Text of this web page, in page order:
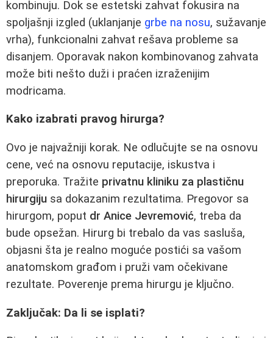
kombinuju. Dok se estetski zahvat fokusira na
spoljašnji izgled (uklanjanje grbe na nosu, sužavanje
vrha), funkcionalni zahvat rešava probleme sa
disanjem. Oporavak nakon kombinovanog zahvata
može biti nešto duži i praćen izraženijim
modricama.
Kako izabrati pravog hirurga?
Ovo je najvažniji korak. Ne odlučujte se na osnovu
cene, već na osnovu reputacije, iskustva i
preporuka. Tražite privatnu kliniku za plastičnu
hirurgiju sa dokazanim rezultatima. Pregovor sa
hirurgom, poput dr Anice Jevremović, treba da
bude opsežan. Hirurg bi trebalo da vas sasluša,
objasni šta je realno moguće postići sa vašom
anatomskom građom i pruži vam očekivane
rezultate. Poverenje prema hirurgu je ključno.
Zaključak: Da li se isplati?